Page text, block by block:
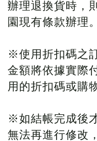
辦理退換貨時，
園現有條款辦理
※使用折扣碼之
金額將依據實際
用的折扣碼或購
※如結帳完成後
無法再進行修改